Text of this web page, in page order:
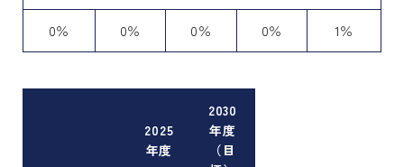
0％ 0％ 0％ 0％ 1％
2025
年度
2030
年度
（目